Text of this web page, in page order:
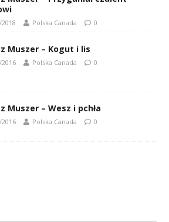
Polska Canada 0
Muszer – Kogut i lis
Polska Canada 0
Muszer – Wesz i pchła
Polska Canada 0